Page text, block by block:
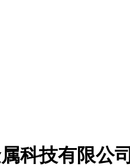
科技有限公司